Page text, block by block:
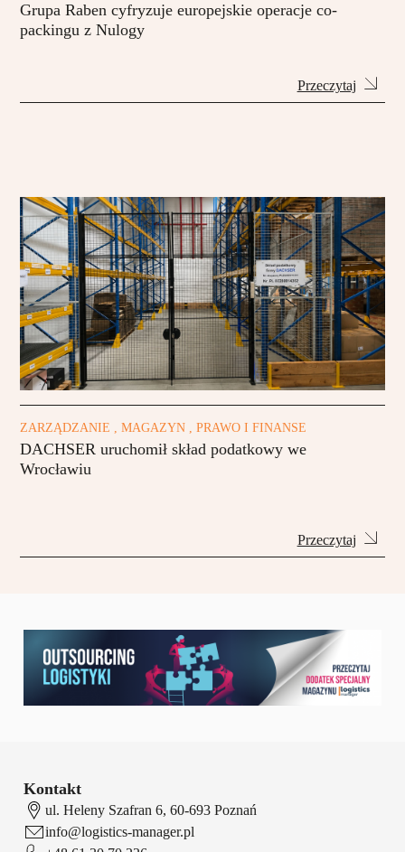
Grupa Raben cyfryzuje europejskie operacje co-
packingu z Nulogy
Przeczytaj
ZARZĄDZANIE , MAGAZYN , PRAWO I FINANSE
DACHSER uruchomił skład podatkowy we
Wrocławiu
Przeczytaj
Kontakt
ul. Heleny Szafran 6, 60-693 Poznań
info@logistics-manager.pl